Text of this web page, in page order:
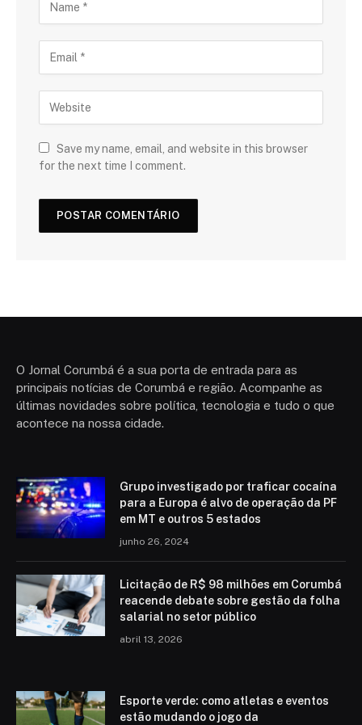
Save my name, email, and website in this browser
for the next time I comment.
O Jornal Corumbá é a sua porta de entrada para as
principais notícias de Corumbá e região. Acompanhe as
últimas novidades sobre política, tecnologia e tudo o que
acontece na nossa cidade.
Grupo investigado por traficar cocaína
para a Europa é alvo de operação da PF
em MT e outros 5 estados
junho 26, 2024
Licitação de R$ 98 milhões em Corumbá
reacende debate sobre gestão da folha
salarial no setor público
abril 13, 2026
Esporte verde: como atletas e eventos
estão mudando o jogo da